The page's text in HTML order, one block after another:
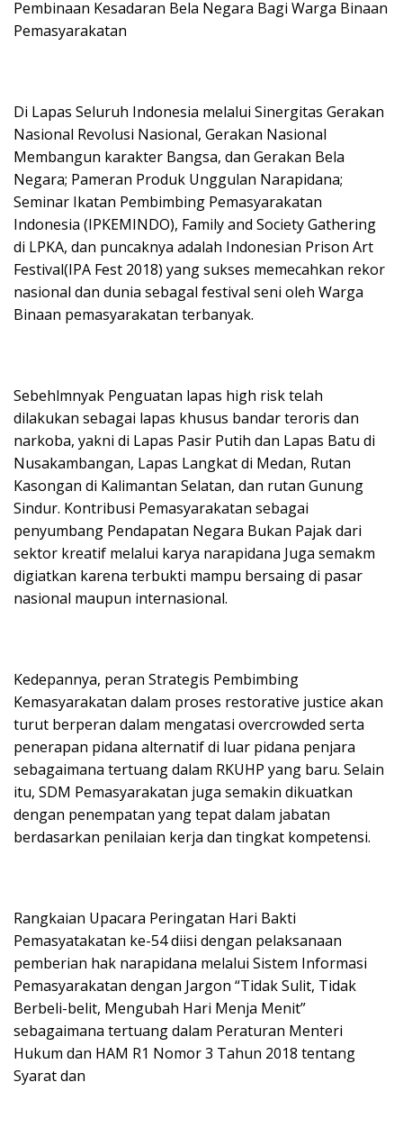
Pembinaan Kesadaran Bela Negara Bagi Warga Binaan
Pemasyarakatan
Di Lapas Seluruh Indonesia melalui Sinergitas Gerakan
Nasional Revolusi Nasional, Gerakan Nasional
Membangun karakter Bangsa, dan Gerakan Bela
Negara; Pameran Produk Unggulan Narapidana;
Seminar Ikatan Pembimbing Pemasyarakatan
Indonesia (IPKEMINDO), Family and Society Gathering
di LPKA, dan puncaknya adalah Indonesian Prison Art
Festival(IPA Fest 2018) yang sukses memecahkan rekor
nasional dan dunia sebagal festival seni oleh Warga
Binaan pemasyarakatan terbanyak.
Sebehlmnyak Penguatan lapas high risk telah
dilakukan sebagai lapas khusus bandar teroris dan
narkoba, yakni di Lapas Pasir Putih dan Lapas Batu di
Nusakambangan, Lapas Langkat di Medan, Rutan
Kasongan di Kalimantan Selatan, dan rutan Gunung
Sindur. Kontribusi Pemasyarakatan sebagai
penyumbang Pendapatan Negara Bukan Pajak dari
sektor kreatif melalui karya narapidana Juga semakm
digiatkan karena terbukti mampu bersaing di pasar
nasional maupun internasional.
Kedepannya, peran Strategis Pembimbing
Kemasyarakatan dalam proses restorative justice akan
turut berperan dalam mengatasi overcrowded serta
penerapan pidana alternatif di luar pidana penjara
sebagaimana tertuang dalam RKUHP yang baru. Selain
itu, SDM Pemasyarakatan juga semakin dikuatkan
dengan penempatan yang tepat dalam jabatan
berdasarkan penilaian kerja dan tingkat kompetensi.
Rangkaian Upacara Peringatan Hari Bakti
Pemasyatakatan ke-54 diisi dengan pelaksanaan
pemberian hak narapidana melalui Sistem Informasi
Pemasyarakatan dengan Jargon “Tidak Sulit, Tidak
Berbeli-belit, Mengubah Hari Menja Menit”
sebagaimana tertuang dalam Peraturan Menteri
Hukum dan HAM R1 Nomor 3 Tahun 2018 tentang
Syarat dan